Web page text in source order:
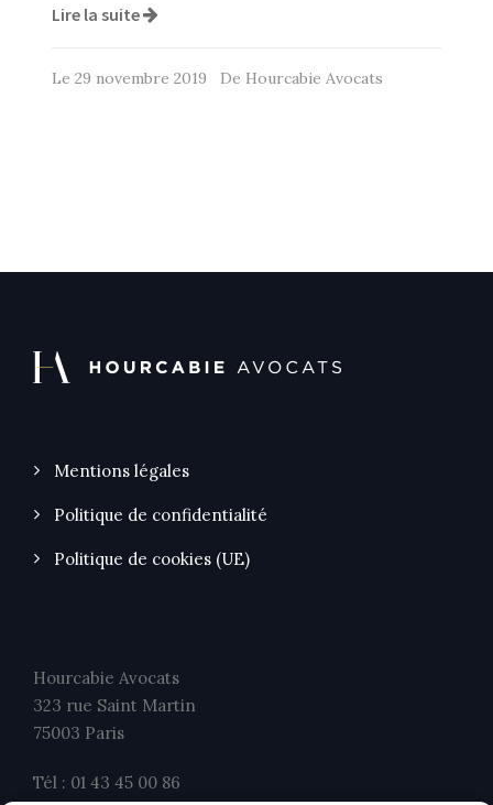
Lire la suite
Le 29 novembre 2019 De Hourcabie Avocats
Mentions légales
Politique de confidentialité
Politique de cookies (UE)
Hourcabie Avocats
323 rue Saint Martin
75003 Paris
Tél : 01 43 45 00 86